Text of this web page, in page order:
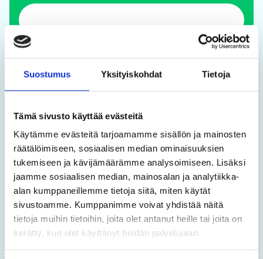
Suostumus Yksityiskohdat Tietoja
Tämä sivusto käyttää evästeitä
Käytämme evästeitä tarjoamamme sisällön ja mainosten
räätälöimiseen, sosiaalisen median ominaisuuksien
tukemiseen ja kävijämäärämme analysoimiseen. Lisäksi
jaamme sosiaalisen median, mainosalan ja analytiikka-
alan kumppaneillemme tietoja siitä, miten käytät
sivustoamme. Kumppanimme voivat yhdistää näitä
tietoja muihin tietoihin, joita olet antanut heille tai joita on
kerätty, kun olet käyttänyt heidän palvelujaan.
Puhelin
Sähköposti*
Viestisi *